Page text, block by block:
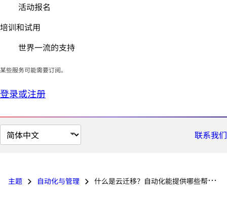
活动报名
培训和试用
世界一流的支持
某些服务可能需要订阅。
登录或注册
切
换
语
联系我们
主题 自动化与管理 什么是云迁移？自动化能提供哪些帮助？